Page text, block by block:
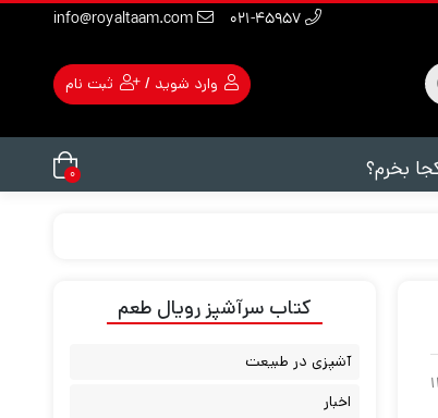
۰۲۱-۴۵۹۵۷ info@royaltaam.com
وارد شوید / ثبت نام
بخرم؟ ۰
کتاب سرآشپز رویال طعم
آشپزی در طبیعت
اخبار